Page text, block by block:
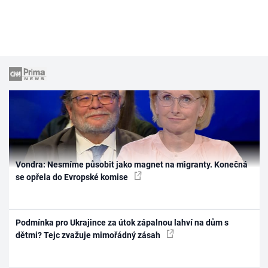
Vondra: Nesmíme působit jako magnet na migranty. Konečná
se opřela do Evropské komise
Podmínka pro Ukrajince za útok zápalnou lahví na dům s
dětmi? Tejc zvažuje mimořádný zásah